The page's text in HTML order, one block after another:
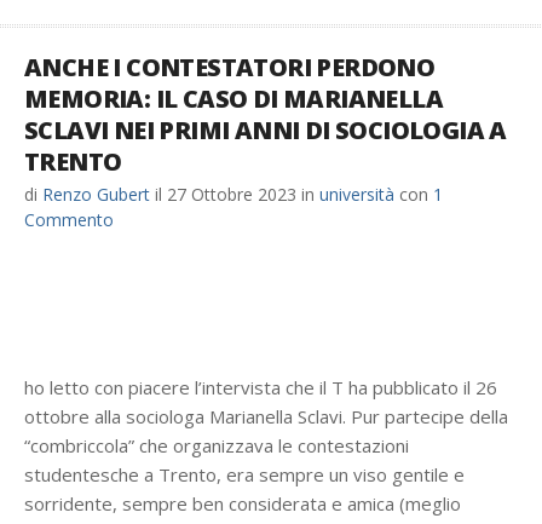
ANCHE I CONTESTATORI PERDONO
MEMORIA: IL CASO DI MARIANELLA
SCLAVI NEI PRIMI ANNI DI SOCIOLOGIA A
TRENTO
di Renzo Gubert il 27 Ottobre 2023 in università con 1
Commento
ho letto con piacere l’intervista che il T ha pubblicato il 26
ottobre alla sociologa Marianella Sclavi. Pur partecipe della
“combriccola” che organizzava le contestazioni
studentesche a Trento, era sempre un viso gentile e
sorridente, sempre ben considerata e amica (meglio